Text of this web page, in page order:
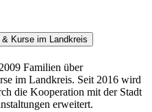
& Kurse im Landkreis
Familien über
im Landkreis. Seit 2016 wird
die Kooperation mit der Stadt
erweitert.